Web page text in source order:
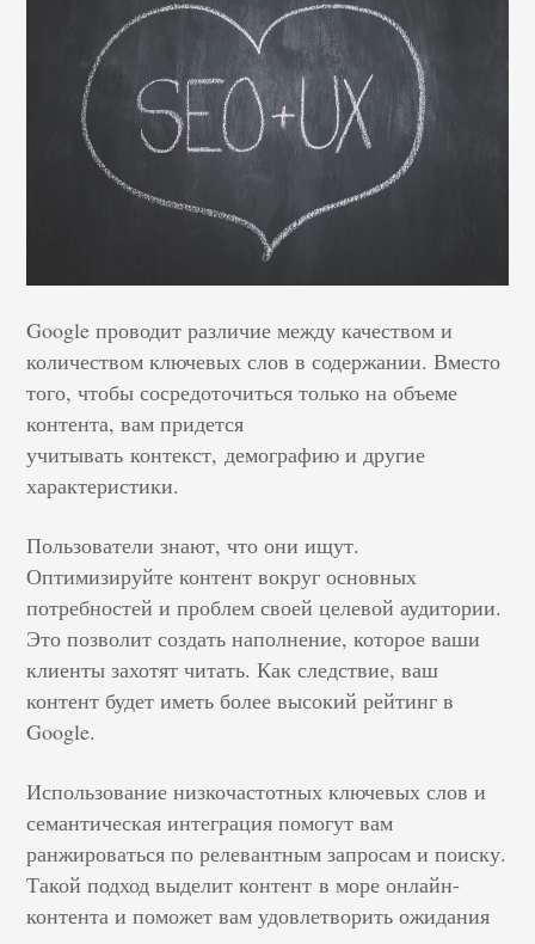
Google проводит различие между качеством и
количеством ключевых слов в содержании. Вместо
того, чтобы сосредоточиться только на объеме
контента, вам придется
учитывать контекст, демографию и другие
характеристики.
Пользователи знают, что они ищут.
Оптимизируйте контент вокруг основных
потребностей и проблем своей целевой аудитории.
Это позволит создать наполнение, которое ваши
клиенты захотят читать. Как следствие, ваш
контент будет иметь более высокий рейтинг в
Google.
Использование низкочастотных ключевых слов и
семантическая интеграция помогут вам
ранжироваться по релевантным запросам и поиску.
Такой подход выделит контент в море онлайн-
контента и поможет вам удовлетворить ожидания